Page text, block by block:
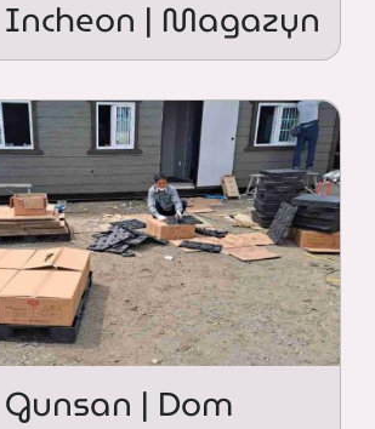
Incheon | Magazyn
| Dom